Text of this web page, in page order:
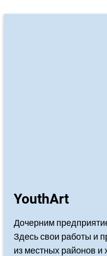
YouthArt
Дочерним
Здесь свои работы и
из местных районов и